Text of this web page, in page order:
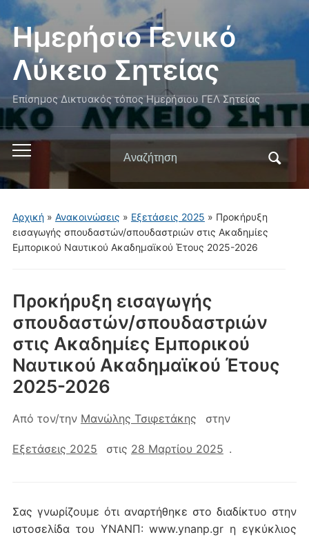
Ημερήσιο Γενικό
Λύκειο Σητείας
Επίσημος Δικτυακός τόπος Ημερήσιου ΓΕΛ Σητείας
Εναλλαγή
του
μενού
για
κινητά
Αναζήτηση
για:
Αρχική» Ανακοινώσεις » Εξετάσεις 2025 » Προκήρυξη
εισαγωγής σπουδαστών/σπουδαστριών στις Ακαδημίες
Εμπορικού Ναυτικού Ακαδημαϊκού Έτους 2025-2026
Προκήρυξη εισαγωγής
σπουδαστών/σπουδαστριών
στις Ακαδημίες Εμπορικού
Ναυτικού Ακαδημαϊκού Έτους
2025-2026
Από τον/την Μανώλης Τσιφετάκης στην
Εξετάσεις 2025 στις 28 Μαρτίου 2025 .
Σας γνωρίζουμε ότι αναρτήθηκε στο διαδίκτυο στην
ιστοσελίδα του ΥΝΑΝΠ: www.ynanp.gr η εγκύκλιος